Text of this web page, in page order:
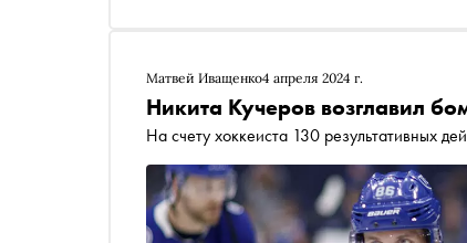
Матвей Иващенко4 апреля 2024 г.
Никита Кучеров возглавил
На счету хоккеиста 130 результативных